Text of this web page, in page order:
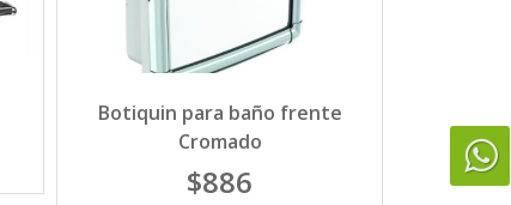
Botiquin para baño frente
Cromado
$886